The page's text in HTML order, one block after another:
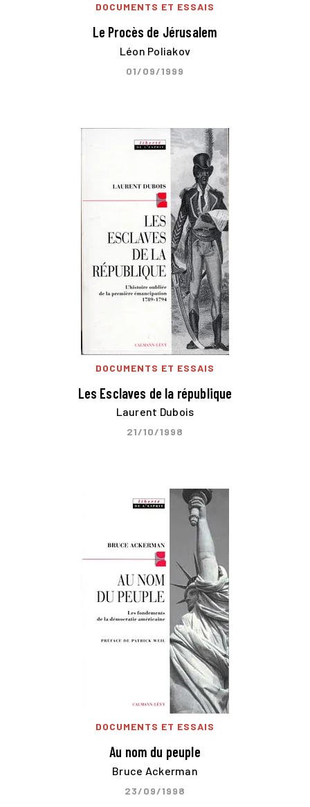
DOCUMENTS ET ESSAIS
Le Procès de Jérusalem
Léon Poliakov
01/09/1999
DOCUMENTS ET ESSAIS
Les Esclaves de la république
Laurent Dubois
21/10/1998
DOCUMENTS ET ESSAIS
Au nom du peuple
Bruce Ackerman
23/09/1998